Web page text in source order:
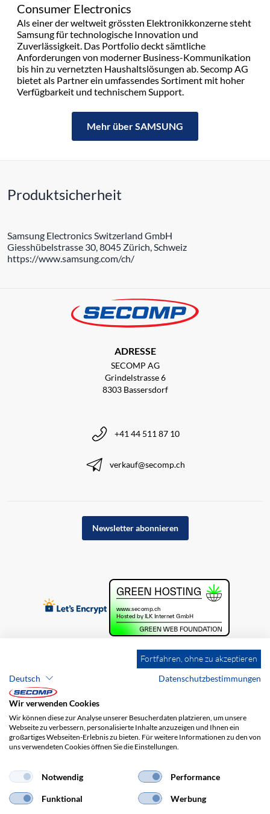
Consumer Electronics
Als einer der weltweit grössten Elektronikkonzerne steht
Samsung für technologische Innovation und
Zuverlässigkeit. Das Portfolio deckt sämtliche
Anforderungen von moderner Business-Kommunikation
bis hin zu vernetzten Haushaltslösungen ab. Secomp AG
bietet als Partner ein umfassendes Sortiment mit hoher
Verfügbarkeit und technischem Support.
Mehr über SAMSUNG
Produktsicherheit
Samsung Electronics Switzerland GmbH
Giesshübelstrasse 30, 8045 Zürich, Schweiz
https://www.samsung.com/ch/
ADRESSE
SECOMP AG
Grindelstrasse 6
8303 Bassersdorf
+41 44 511 87 10
verkauf@secomp.ch
Newsletter abonnieren
Brands Impressum
AGB
Haftungsausschluss
Versandkosten
Fortfahren, ohne zu akzeptieren
Deutsch
Datenschutzbestimmungen
Wir verwenden Cookies
Wir können diese zur Analyse unserer Besucherdaten platzieren, um unsere
Webseite zu verbessern, personalisierte Inhalte anzuzeigen und Ihnen ein
großartiges Webseiten-Erlebnis zu bieten. Für weitere Informationen zu den von
uns verwendeten Cookies öffnen Sie die Einstellungen.
Notwendig Performance
Funktional Werbung